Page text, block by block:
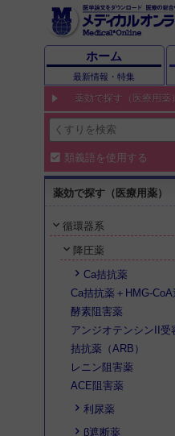
ホーム
最新情報・特集
薬効で探す（医療用薬）
類義語を使用する
薬効で探す（医療用薬）
循環器系
降圧薬
Ca拮抗薬
Ca拮抗薬＋HMG-CoA
酵素阻害薬
アンジオテンシンII受
拮抗薬（ARB）
レニン阻害薬
ACE阻害薬
利尿薬
β遮断薬